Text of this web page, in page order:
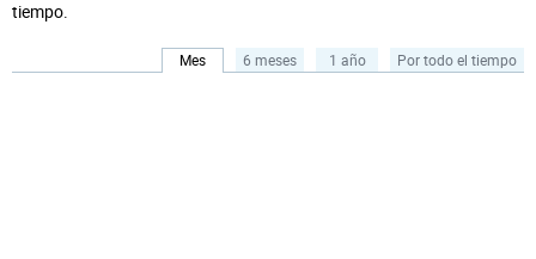
tiempo.
Mes 6 meses 1 año Por todo el tiempo